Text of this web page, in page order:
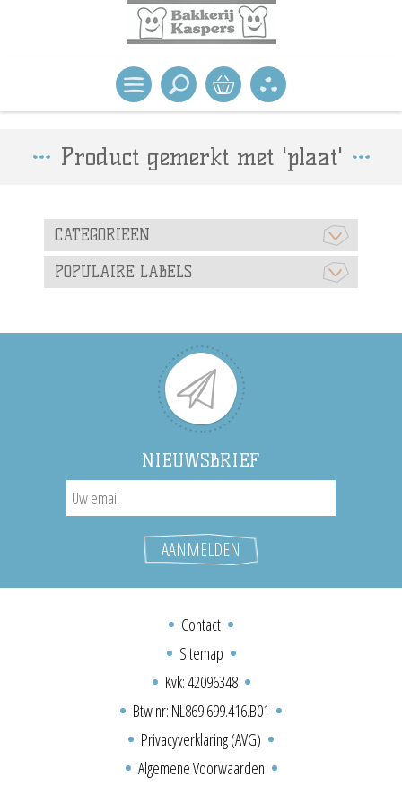
Product gemerkt met 'plaat'
CATEGORIEEN
POPULAIRE LABELS
NIEUWSBRIEF
Contact
Sitemap
Kvk: 42096348
Btw nr: NL869.699.416.B01
Privacyverklaring (AVG)
Algemene Voorwaarden